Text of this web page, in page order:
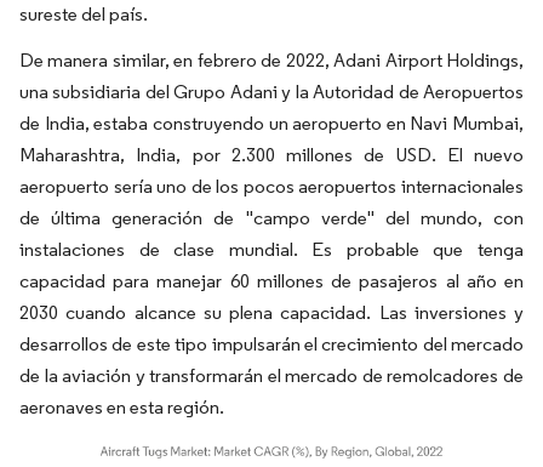
sureste del país.
De manera similar, en febrero de 2022, Adani Airport Holdings,
una subsidiaria del Grupo Adani y la Autoridad de Aeropuertos
de India, estaba construyendo un aeropuerto en Navi Mumbai,
Maharashtra, India, por 2.300 millones de USD. El nuevo
aeropuerto sería uno de los pocos aeropuertos internacionales
de última generación de "campo verde" del mundo, con
instalaciones de clase mundial. Es probable que tenga
capacidad para manejar 60 millones de pasajeros al año en
2030 cuando alcance su plena capacidad. Las inversiones y
desarrollos de este tipo impulsarán el crecimiento del mercado
de la aviación y transformarán el mercado de remolcadores de
aeronaves en esta región.